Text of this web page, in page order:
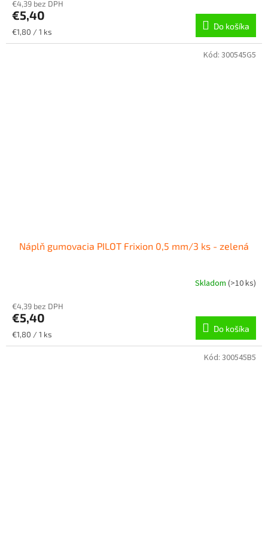
€4,39 bez DPH
€5,40
Jednotková
cena:
€1,80 / 1 ks
Do košíka
Náplň gumovacia PILOT Frixion 0,5 mm/3 ks - zelená
Skladom (>10 ks)
€4,39 bez DPH
€5,40
Jednotková
cena:
€1,80 / 1 ks
Do košíka
Kód: 300545G5
Kód: 300545B5